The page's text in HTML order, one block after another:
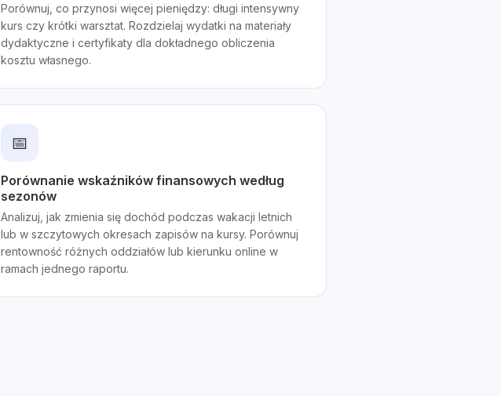
Porównuj, co przynosi więcej pieniędzy: długi intensywny
kurs czy krótki warsztat. Rozdzielaj wydatki na materiały
dydaktyczne i certyfikaty dla dokładnego obliczenia
kosztu własnego.
📅
Porównanie wskaźników finansowych według
sezonów
Analizuj, jak zmienia się dochód podczas wakacji letnich
lub w szczytowych okresach zapisów na kursy. Porównuj
rentowność różnych oddziałów lub kierunku online w
ramach jednego raportu.